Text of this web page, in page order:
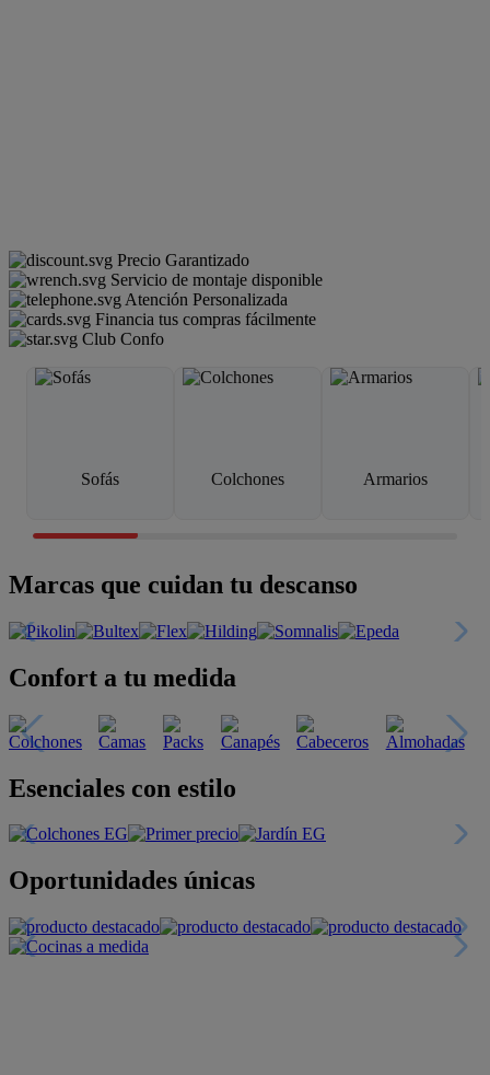
Precio Garantizado
Servicio de montaje disponible
Atención Personalizada
Financia tus compras fácilmente
Club Confo
Sofás Colchones Armarios
Marcas que cuidan tu descanso
Confort a tu medida
Esenciales con estilo
Oportunidades únicas